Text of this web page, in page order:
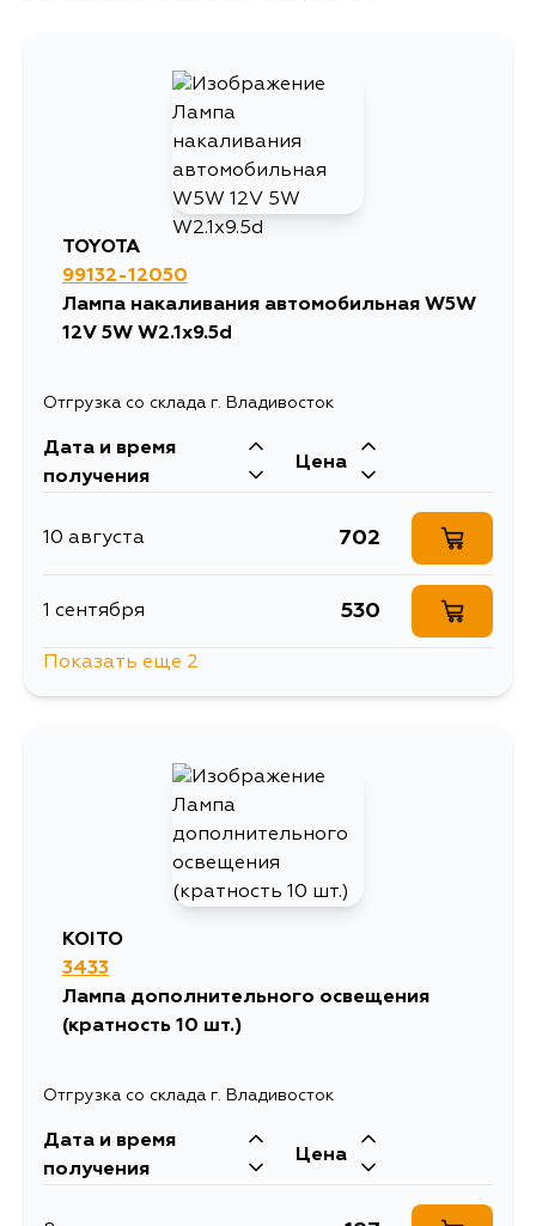
TOYOTA
99132-12050
Лампа накаливания автомобильная W5W
12V 5W W2.1x9.5d
Отгрузка со склада г. Владивосток
Дата и время
получения
Цена
10 августа 702
1 сентября 530
Показать еще 2
KOITO
3433
Лампа дополнительного освещения
(кратность 10 шт.)
Отгрузка со склада г. Владивосток
Дата и время
получения
Цена